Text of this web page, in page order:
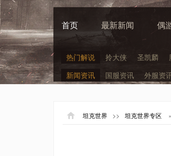
首页 最新新闻 偶
热门解说 拎大侠 圣凯麟
新闻资讯
国服资讯 外服资
坦克世界 >> 坦克世界专区 »